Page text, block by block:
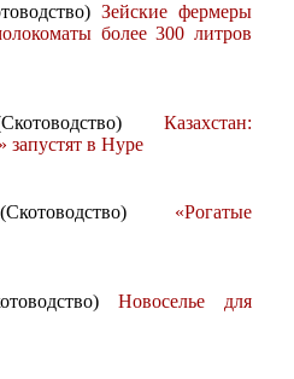
Зейские фермеры
более 300 литров
Казахстан:
в Нуре
«Рогатые
Новоселье для